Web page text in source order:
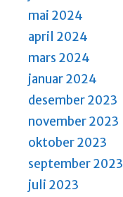
mai 2024
april 2024
mars 2024
januar 2024
desember 2023
november 2023
oktober 2023
september 2023
juli 2023